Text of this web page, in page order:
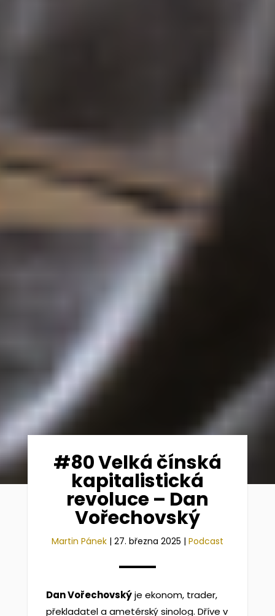
#80 Velká čínská
kapitalistická
revoluce – Dan
Vořechovský
Martin Pánek| 27. března 2025 | Podcast
Dan Vořechovskýje ekonom, trader,
překladatel a ametérský sinolog. Dříve v